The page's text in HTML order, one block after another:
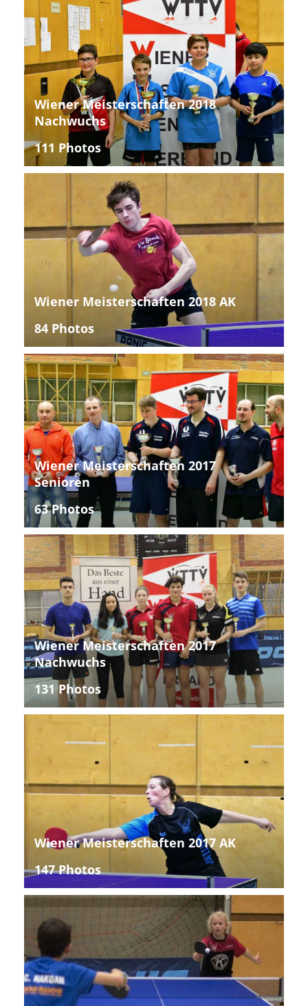
Wiener Meisterschaften 2018
Nachwuchs
111 Photos
Wiener Meisterschaften 2018 AK
84 Photos
Wiener Meisterschaften 2017
Senioren
63 Photos
Wiener Meisterschaften 2017
Nachwuchs
131 Photos
Wiener Meisterschaften 2017 AK
147 Photos